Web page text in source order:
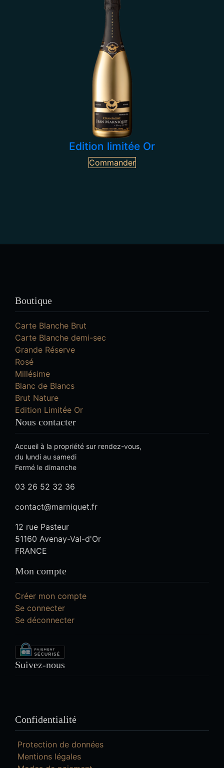
Edition limitée Or
Commander
Boutique
Carte Blanche Brut
Carte Blanche demi-sec
Grande Réserve
Rosé
Millésime
Blanc de Blancs
Brut Nature
Edition Limitée Or
Nous contacter
Accueil à la propriété sur rendez-vous,
du lundi au samedi
Fermé le dimanche
03 26 52 32 36
contact@marniquet.fr
12 rue Pasteur
51160 Avenay-Val-d'Or
FRANCE
Mon compte
Créer mon compte
Se connecter
Se déconnecter
Suivez-nous
Confidentialité
Protection de données
Mentions légales